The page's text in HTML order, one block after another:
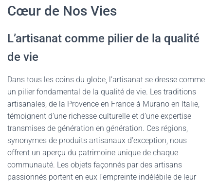
Cœur de Nos Vies
L’artisanat comme pilier de la qualité
de vie
Dans tous les coins du globe, l’artisanat se dresse comme
un pilier fondamental de la qualité de vie. Les traditions
artisanales, de la Provence en France à Murano en Italie,
témoignent d’une richesse culturelle et d’une expertise
transmises de génération en génération. Ces régions,
synonymes de produits artisanaux d’exception, nous
offrent un aperçu du patrimoine unique de chaque
communauté. Les objets façonnés par des artisans
passionnés portent en eux l’empreinte indélébile de leur